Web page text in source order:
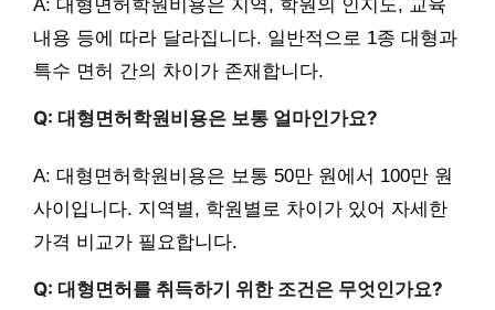
A: 대형면허학원비용은 지역, 학원의 인지도, 교육
내용 등에 따라 달라집니다. 일반적으로 1종 대형과
특수 면허 간의 차이가 존재합니다.
Q: 대형면허학원비용은 보통 얼마인가요?
A: 대형면허학원비용은 보통 50만 원에서 100만 원
사이입니다. 지역별, 학원별로 차이가 있어 자세한
가격 비교가 필요합니다.
Q: 대형면허를 취득하기 위한 조건은 무엇인가요?